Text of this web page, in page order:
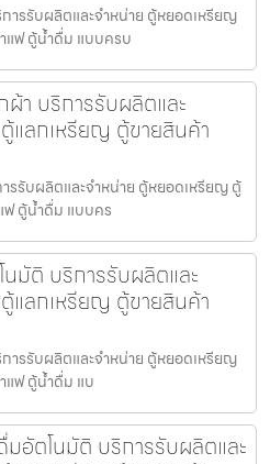
รรับผลิตและจำหน่าย ตู้หยอดเหรียญ
แฟ ตู้น้ำดื่ม แบบครบ
า บริการรับผลิตและ
แลกเหรียญ ตู้ขายสินค้า
รรับผลิตและจำหน่าย ตู้หยอดเหรียญ ตู้
ฟ ตู้น้ำดื่ม แบบคร
มัติ บริการรับผลิตและ
แลกเหรียญ ตู้ขายสินค้า
รรับผลิตและจำหน่าย ตู้หยอดเหรียญ
แฟ ตู้น้ำดื่ม แบ
อัตโนมัติ บริการรับผลิตและ